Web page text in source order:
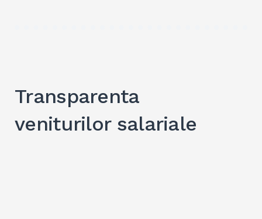
Transparenta
veniturilor salariale